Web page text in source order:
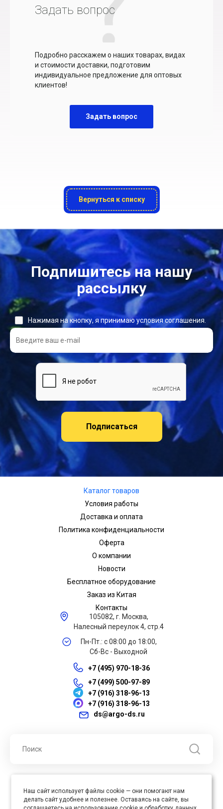
Задать вопрос
Подробно расскажем о наших товарах, видах
и стоимости доставки, подготовим
индивидуальное предложение для оптовых
клиентов!
Задать вопрос
Вернуться к списку
Подпишитесь на нашу
рассылку
Подписаться
Нажимая на кнопку, я принимаю условия соглашения.
Каталог товаров
Условия работы
Доставка и оплата
Политика конфиденциальности
Оферта
О компании
Новости
Бесплатное оборудование
Заказ из Китая
Контакты
105082, г. Москва,
Налесный переулок 4, стр.4
Пн-Пт.: с 08:00 до 18:00,
Сб-Вс - Выходной
+7 (495) 970-18-36
+7 (499) 500-97-89
+7 (916) 318-96-13
+7 (916) 318-96-13
ds@argo-ds.ru
права защищены
Юр. адрес : 105005, г. Москва, ул. Бауманская, д.20, стр. 3
Наш сайт использует файлы cookie — они помогают нам
делать сайт удобнее и полезнее. Оставаясь на сайте, вы